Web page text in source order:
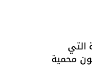
محمية